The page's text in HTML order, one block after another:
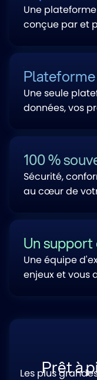
Une
conçue par et
Une seule
données, vos
100 %
Sécurité,
au cœur de
Un
Une équipe
enjeux et vous
Prêt à
Les plus